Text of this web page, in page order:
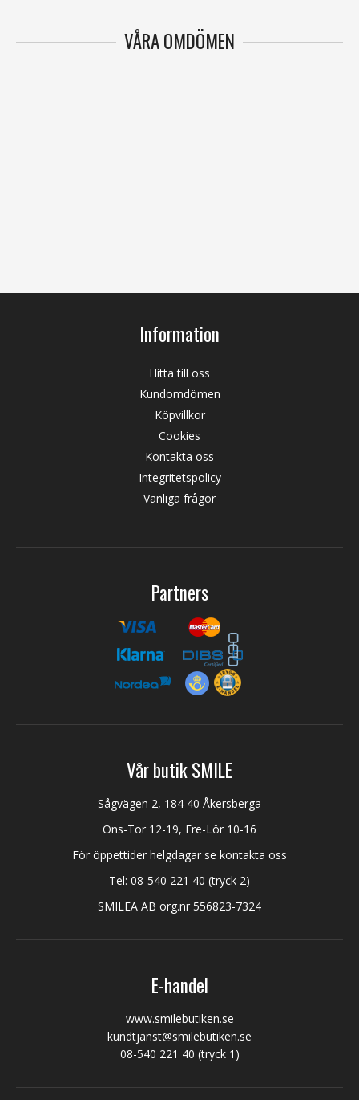
VÅRA OMDÖMEN
Information
Hitta till oss
Kundomdömen
Köpvillkor
Cookies
Kontakta oss
Integritetspolicy
Vanliga frågor
Partners
Vår butik SMILE
Sågvägen 2, 184 40 Åkersberga
Ons-Tor 12-19, Fre-Lör 10-16
För öppettider helgdagar se kontakta oss
Tel: 08-540 221 40 (tryck 2)
SMILEA AB org.nr 556823-7324
E-handel
www.smilebutiken.se
kundtjanst@smilebutiken.se
08-540 221 40 (tryck 1)